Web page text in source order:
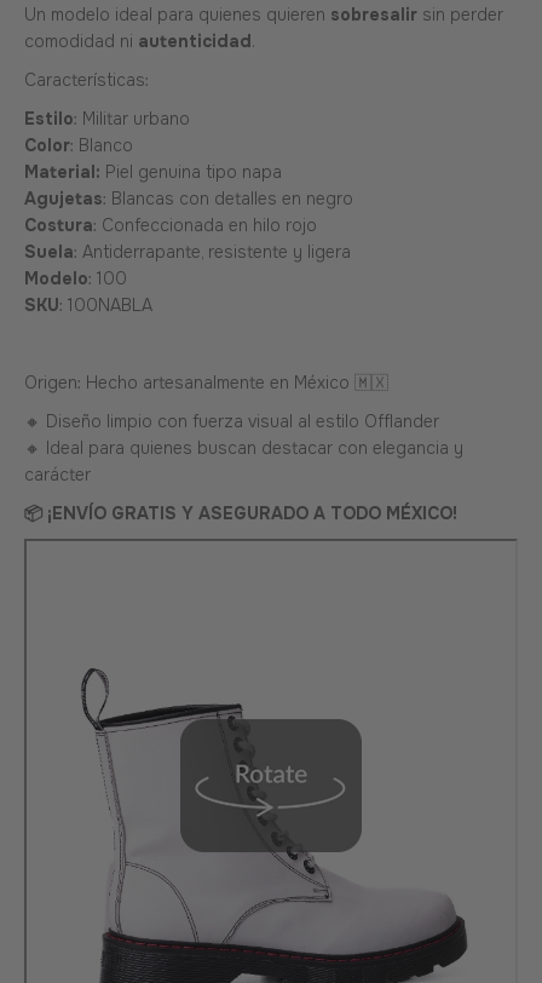
Un modelo ideal para quienes quieren sobresalir sin perder
comodidad ni autenticidad.
Características:
Estilo: Militar urbano
Color: Blanco
Material: Piel genuina tipo napa
Agujetas: Blancas con detalles en negro
Costura: Confeccionada en hilo rojo
Suela: Antiderrapante, resistente y ligera
Modelo: 100
SKU: 100NABLA
Origen: Hecho artesanalmente en México 🇲🇽
🔸 Diseño limpio con fuerza visual al estilo Offlander
🔸 Ideal para quienes buscan destacar con elegancia y
carácter
📦 ¡ENVÍO GRATIS Y ASEGURADO A TODO MÉXICO!